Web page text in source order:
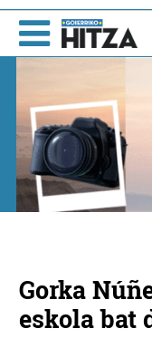
Gorka
eskola bat